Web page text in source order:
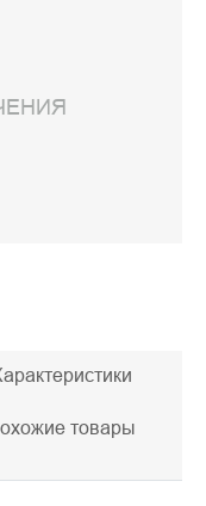
товары